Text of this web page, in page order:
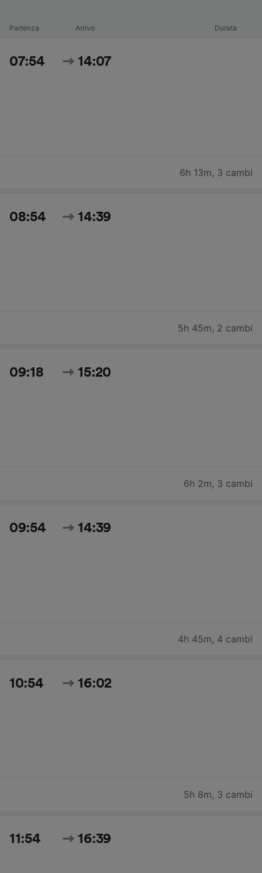
Partenza Arrivo Durata
07:54 14:07
6h 13m, 3 cambi
08:54 14:39
5h 45m, 2 cambi
09:18 15:20
6h 2m, 3 cambi
09:54 14:39
4h 45m, 4 cambi
10:54 16:02
5h 8m, 3 cambi
11:54 16:39